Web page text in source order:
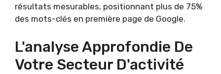
résultats mesurables, positionnant plus de 75%
des mots-clés en première page de Google.
L'analyse Approfondie De
Votre Secteur D'activité